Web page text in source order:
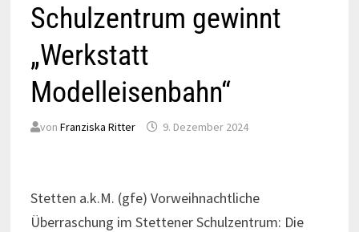
Schulzentrum gewinnt
„Werkstatt
Modelleisenbahn“
von Franziska Ritter 9. Dezember 2024
Stetten a.k.M. (gfe) Vorweihnachtliche
Überraschung im Stettener Schulzentrum: Die